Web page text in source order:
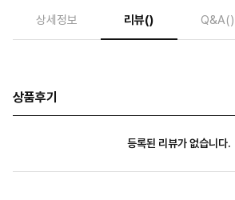
상세정보 리뷰() Q&A()
상품후기
등록된 리뷰가 없습니다.